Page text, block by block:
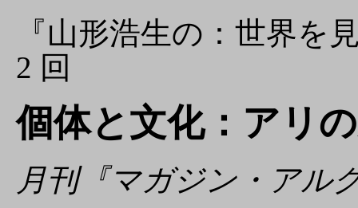
『山形浩生の：世界を
2 回
個体と文化：アリ
月刊『マガジン・アル